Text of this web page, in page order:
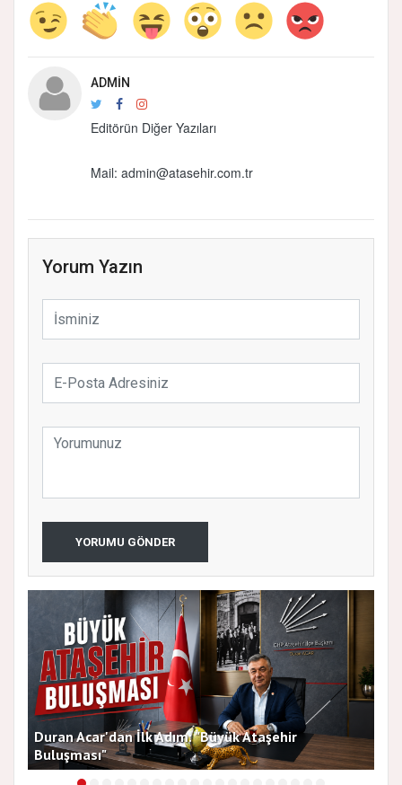
ADMIN
Editörün Diğer Yazıları
Mail: admin@atasehir.com.tr
Yorum Yazın
YORUMU GÖNDER
Duran Acar'dan İlk Adım: "Büyük Ataşehir
Buluşması"